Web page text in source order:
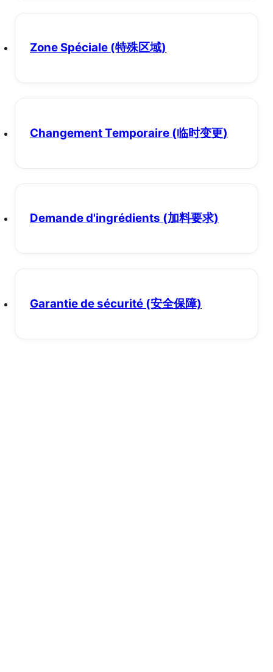
Zone Spéciale (特殊区域)
Changement Temporaire (临时变更)
Demande d'ingrédients (加料要求)
Garantie de sécurité (安全保障)